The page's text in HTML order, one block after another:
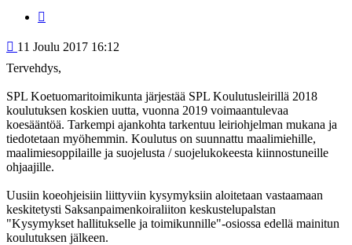
Viesti
11 Joulu 2017 16:12
Tervehdys,
SPL Koetuomaritoimikunta järjestää SPL Koulutusleirillä 2018
koulutuksen koskien uutta, vuonna 2019 voimaantulevaa
koesääntöä. Tarkempi ajankohta tarkentuu leiriohjelman mukana ja
tiedotetaan myöhemmin. Koulutus on suunnattu maalimiehille,
maalimiesoppilaille ja suojelusta / suojelukokeesta kiinnostuneille
ohjaajille.
Uusiin koeohjeisiin liittyviin kysymyksiin aloitetaan vastaamaan
keskitetysti Saksanpaimenkoiraliiton keskustelupalstan
"Kysymykset hallitukselle ja toimikunnille"-osiossa edellä mainitun
koulutuksen jälkeen.